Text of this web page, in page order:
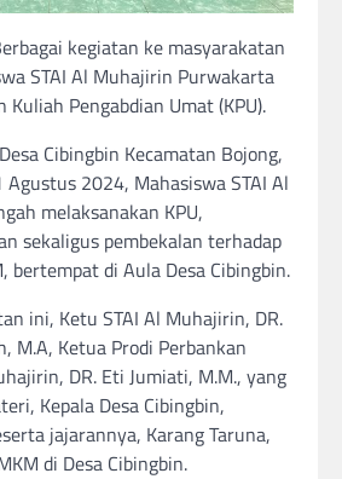
kegiatan ke masyarakatan
STAI Al Muhajirin Purwakarta
Pengabdian Umat (KPU).
Cibingbin Kecamatan Bojong,
Agustus 2024, Mahasiswa STAI Al
melaksanakan KPU,
sekaligus pembekalan terhadap
bertempat di Aula Desa Cibingbin.
ini, Ketu STAI Al Muhajirin, DR.
M.A, Ketua Prodi Perbankan
DR. Eti Jumiati, M.M., yang
Kepala Desa Cibingbin,
jajarannya, Karang Taruna,
di Desa Cibingbin.